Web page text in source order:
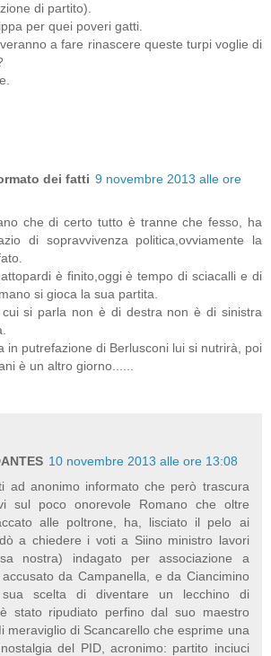
di partito).
per quei poveri gatti.
a fare rinascere queste turpi voglie di
dei fatti 9 novembre 2013 alle ore
che di certo tutto è tranne che fesso, ha
di sopravvivenza politica,ovviamente la
è finito,oggi è tempo di sciacalli e di
si gioca la sua partita.
si parla non è di destra non è di sinistra
in putrefazione di Berlusconi lui si nutrirà, poi
è un altro giorno......
10 novembre 2013 alle ore 13:08
ad anonimo informato che però trascura
sul poco onorevole Romano che oltre
alle poltrone, ha, lisciato il pelo ai
a chiedere i voti a Siino ministro lavori
nostra) indagato per associazione a
da Campanella, e da Ciancimino
scelta di diventare un lecchino di
stato ripudiato perfino dal suo maestro
meraviglio di Scancarello che esprime una
del PID, acronimo: partito inciuci